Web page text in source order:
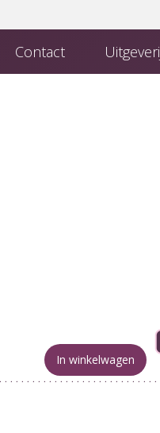
Contact
In winkelwagen